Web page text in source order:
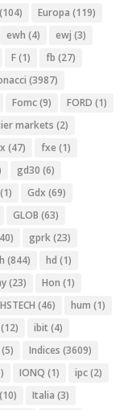
(104) Europa (119)
ewh (4) ewj (3)
F(1) fb (27)
(3987)
Fomc(9) FORD (1)
markets (2)
(47) fxe (1)
gd30 (6)
(1) Gdx (69)
GLOB (63)
gprk(23)
(844) hd (1)
(23) Hon (1)
HSTECH (46) hum (1)
(12) ibit (4)
(5) Indices (3609)
IONQ (1) ipc(2)
(10) Italia (3)